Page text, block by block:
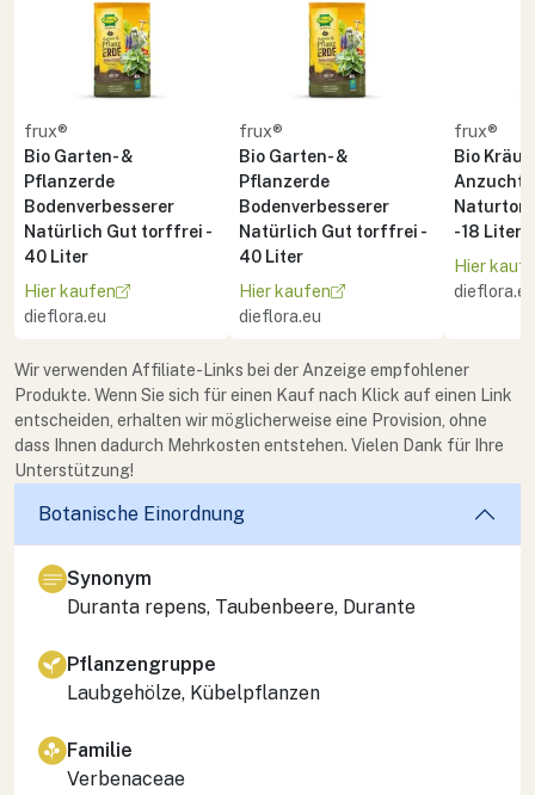
frux®
Bio Garten- &
Pflanzerde
Bodenverbesserer
Natürlich Gut torffrei -
40 Liter
Hier kaufen
dieflora.eu
frux®
Bio Garten- &
Pflanzerde
Bodenverbesserer
Natürlich Gut torffrei -
40 Liter
Hier kaufen
dieflora.eu
frux®
Bio
Naturton
- 18 Liter
Hier
dieflora.eu
Wir verwenden Affiliate-Links bei der Anzeige empfohlener
Produkte. Wenn Sie sich für einen Kauf nach Klick auf einen Link
entscheiden, erhalten wir möglicherweise eine Provision, ohne
dass Ihnen dadurch Mehrkosten entstehen. Vielen Dank für Ihre
Unterstützung!
Botanische Einordnung
Synonym
Duranta repens, Taubenbeere, Durante
Pflanzengruppe
Laubgehölze, Kübelpflanzen
Familie
Verbenaceae